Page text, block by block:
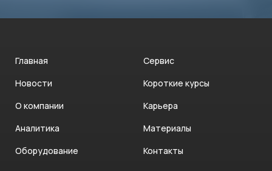
Главная
Новости
О компании
Аналитика
Оборудование
Сервис
Короткие курсы
Карьера
Материалы
Контакты